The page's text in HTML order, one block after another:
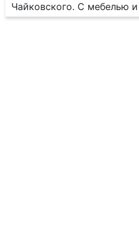
Чайковского. С мебелью и